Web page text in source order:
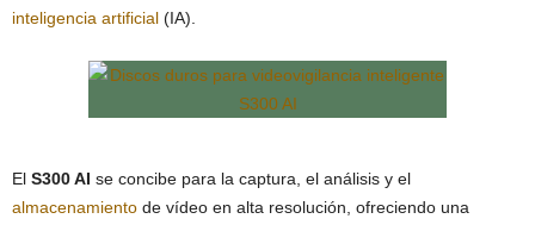
inteligencia artificial (IA).
El S300 AI se concibe para la captura, el análisis y el
almacenamiento de vídeo en alta resolución, ofreciendo una